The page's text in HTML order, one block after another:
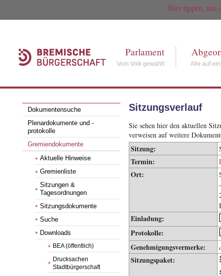
Hier tippen, um
Parlament
Vom Volk gewählt Alle auf
Dokumentensuche
Plenardokumente und -
protokolle
Gremiendokumente
Aktuelle Hinweise
Gremienliste
Sitzungen &
Tagesordnungen
Sitzungsdokumente
Suche
Downloads
BEA (öffentlich)
Drucksachen
Stadtbürgerschaft
Sitzungsverlauf
Sie sehen hier den aktuellen
verweisen auf weitere
Sitzung:
Termin:
Ort:
Einladung:
Protokolle:
Genehmigungsvermerke:
Sitzungspaket: